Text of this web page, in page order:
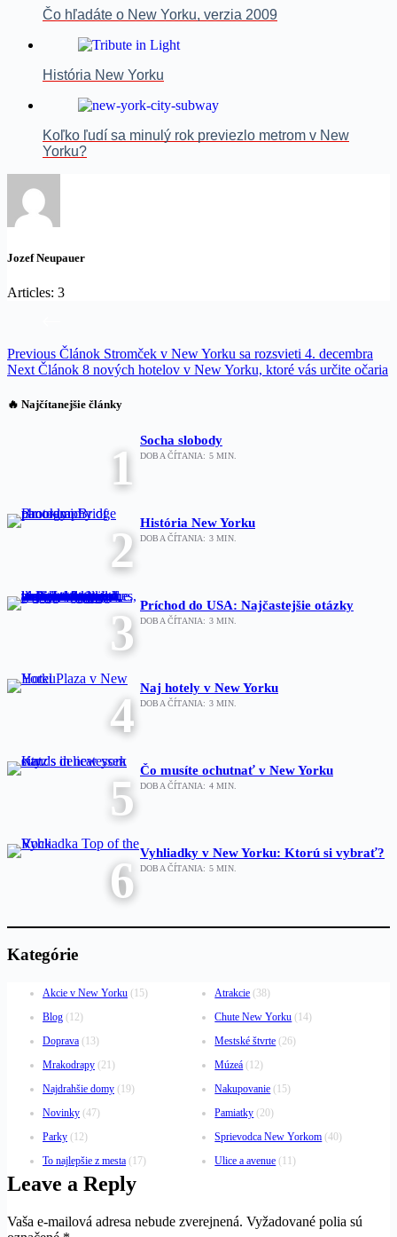
Čo hľadáte o New Yorku, verzia 2009
História New Yorku
Koľko ľudí sa minulý rok previezlo metrom v New
Yorku?
Jozef Neupauer
Articles: 3
Previous Článok Stromček v New Yorku sa rozsvieti 4. decembra
Next Článok 8 nových hotelov v New Yorku, ktoré vás určite očaria
🔥 Najčítanejšie články
1 Socha slobody
DOBA ČÍTANIA: 5 MIN.
2 História New Yorku
DOBA ČÍTANIA: 3 MIN.
3 Príchod do USA: Najčastejšie otázky
DOBA ČÍTANIA: 3 MIN.
4 Naj hotely v New Yorku
DOBA ČÍTANIA: 3 MIN.
5 Čo musíte ochutnať v New Yorku
DOBA ČÍTANIA: 4 MIN.
6 Vyhliadky v New Yorku: Ktorú si vybrať?
DOBA ČÍTANIA: 5 MIN.
Kategórie
Akcie v New Yorku (15) Atrakcie (38)
Blog (12) Chute New Yorku (14)
Doprava (13) Mestské štvrte (26)
Mrakodrapy (21) Múzeá (12)
Najdrahšie domy (19) Nakupovanie (15)
Novinky (47) Pamiatky (20)
Parky (12) Sprievodca New Yorkom (40)
To najlepšie z mesta (17) Ulice a avenue (11)
Leave a Reply
Vaša e-mailová adresa nebude zverejnená. Vyžadované polia sú